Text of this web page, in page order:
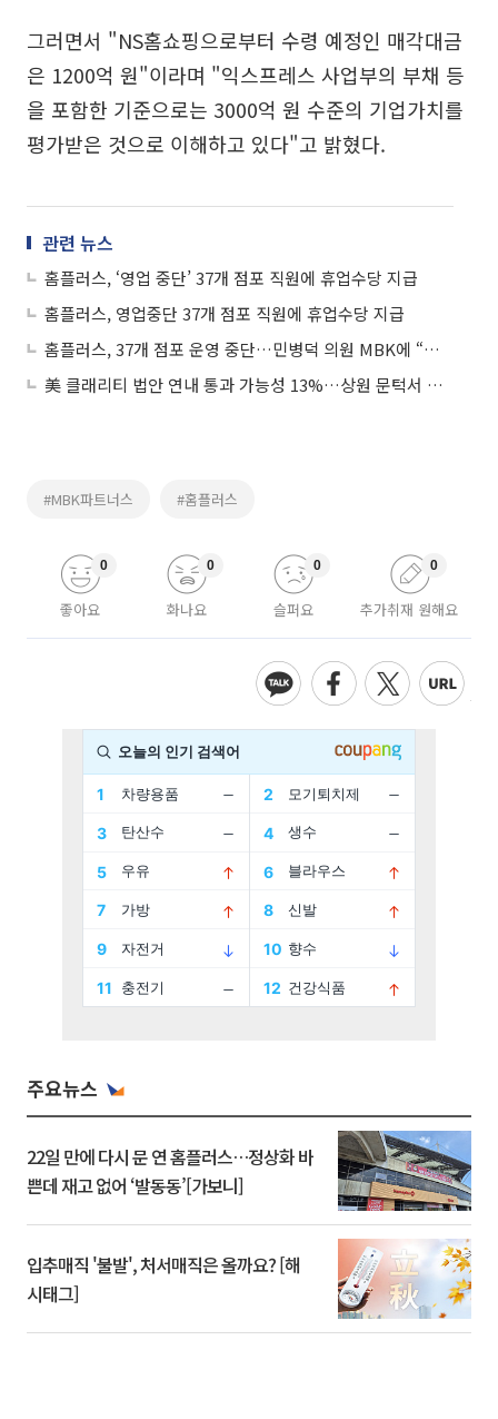
그러면서 "NS홈쇼핑으로부터 수령 예정인 매각대금
은 1200억 원"이라며 "익스프레스 사업부의 부채 등
을 포함한 기준으로는 3000억 원 수준의 기업가치를
평가받은 것으로 이해하고 있다"고 밝혔다.
관련 뉴스
홈플러스, ‘영업 중단’ 37개 점포 직원에 휴업수당 지급
홈플러스, 영업중단 37개 점포 직원에 휴업수당 지급
홈플러스, 37개 점포 운영 중단…민병덕 의원 MBK에 “책임 있는 대책 필요”
美 클래리티 법안 연내 통과 가능성 13%…상원 문턱서 제동
#MBK파트너스 #홈플러스
좋아요
0
화나요
0
슬퍼요
0
추가취재 원해요
0
주요뉴스
22일 만에 다시 문 연 홈플러스…정상화 바
쁜데 재고 없어 ‘발동동’[가보니]
입추매직 '불발', 처서매직은 올까요? [해
시태그]